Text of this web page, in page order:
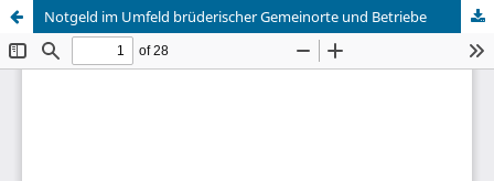
Notgeld im Umfeld brüderischer Gemeinorte und Betriebe